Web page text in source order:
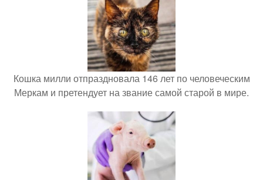
Кошка милли отпраздновала 146 лет по человеческим
Меркам и претендует на звание самой старой в мире.